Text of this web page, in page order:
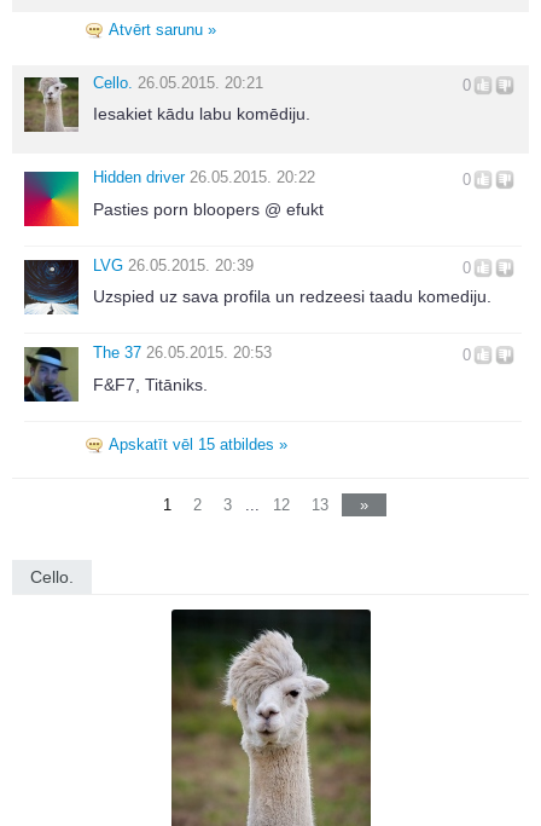
Atvērt sarunu »
0
Cello. 26.05.2015. 20:21
Iesakiet kādu labu komēdiju.
0
Hidden driver 26.05.2015. 20:22
Pasties porn bloopers @ efukt
0
LVG 26.05.2015. 20:39
Uzspied uz sava profila un redzeesi taadu komediju.
0
The 37 26.05.2015. 20:53
F&F7, Titāniks.
Apskatīt vēl 15 atbildes »
1 2 3 12 13 »
Cello.